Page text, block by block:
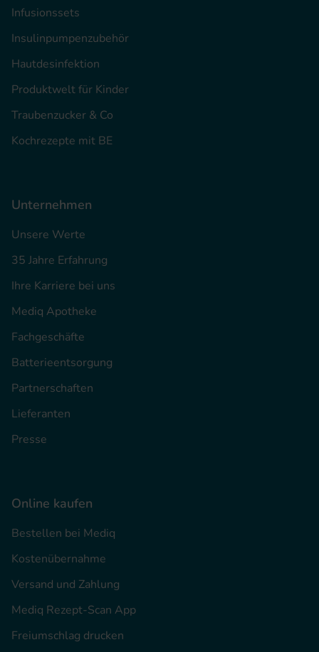
Infusionssets
Insulinpumpenzubehör
Hautdesinfektion
Produktwelt für Kinder
Traubenzucker & Co
Kochrezepte mit BE
Unternehmen
Unsere Werte
35 Jahre Erfahrung
Ihre Karriere bei uns
Mediq Apotheke
Fachgeschäfte
Batterieentsorgung
Partnerschaften
Lieferanten
Presse
Online kaufen
Bestellen bei Mediq
Kostenübernahme
Versand und Zahlung
Mediq Rezept-Scan App
Freiumschlag drucken